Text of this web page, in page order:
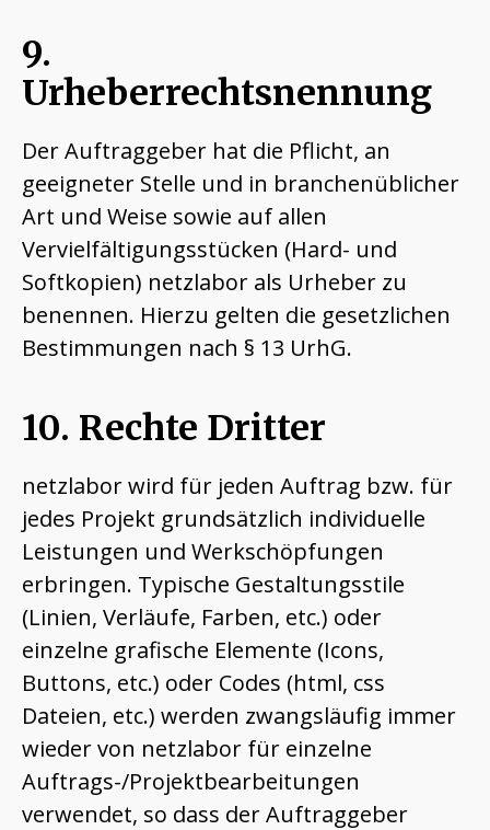
9.
Urheberrechtsnennung
Der Auftraggeber hat die Pflicht, an
geeigneter Stelle und in branchenüblicher
Art und Weise sowie auf allen
Vervielfältigungsstücken (Hard- und
Softkopien) netzlabor als Urheber zu
benennen. Hierzu gelten die gesetzlichen
Bestimmungen nach § 13 UrhG.
10. Rechte Dritter
netzlabor wird für jeden Auftrag bzw. für
jedes Projekt grundsätzlich individuelle
Leistungen und Werkschöpfungen
erbringen. Typische Gestaltungsstile
(Linien, Verläufe, Farben, etc.) oder
einzelne grafische Elemente (Icons,
Buttons, etc.) oder Codes (html, css
Dateien, etc.) werden zwangsläufig immer
wieder von netzlabor für einzelne
Auftrags-/Projektbearbeitungen
verwendet, so dass der Auftraggeber